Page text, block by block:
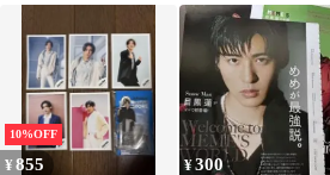
付き)
10%OFF
¥855 ¥300